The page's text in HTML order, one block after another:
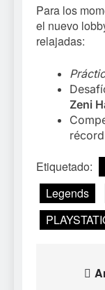
Para los
el nuevo
relajadas:
Zeni
Etiquetado:
Legends